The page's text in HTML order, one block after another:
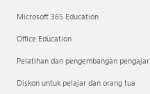
Microsoft 365 Education
Office Education
Pelatihan dan pengembangan pengajar
Diskon untuk pelajar dan orang tua